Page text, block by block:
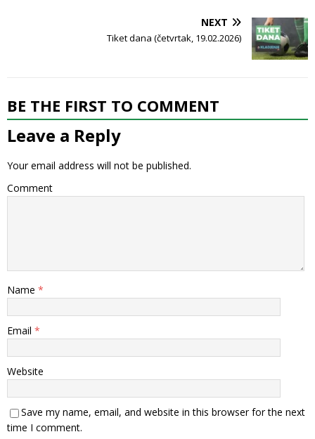
NEXT
Tiket dana (četvrtak, 19.02.2026)
BE THE FIRST TO COMMENT
Leave a Reply
Your email address will not be published.
Comment
Name *
Email *
Website
Save my name, email, and website in this browser for the next
time I comment.